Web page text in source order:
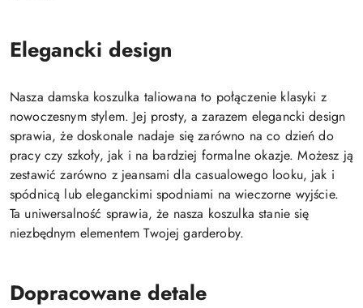
Elegancki design
Nasza damska koszulka taliowana to połączenie klasyki z
nowoczesnym stylem. Jej prosty, a zarazem elegancki design
sprawia, że doskonale nadaje się zarówno na co dzień do
pracy czy szkoły, jak i na bardziej formalne okazje. Możesz ją
zestawić zarówno z jeansami dla casualowego looku, jak i
spódnicą lub eleganckimi spodniami na wieczorne wyjście.
Ta uniwersalność sprawia, że nasza koszulka stanie się
niezbędnym elementem Twojej garderoby.
Dopracowane detale